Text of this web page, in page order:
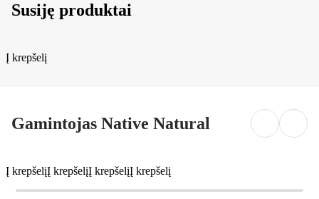
Susiję produktai
Į krepšelį
Gamintojas Native Natural
Į krepšelįĮ krepšelįĮ krepšelįĮ krepšelį